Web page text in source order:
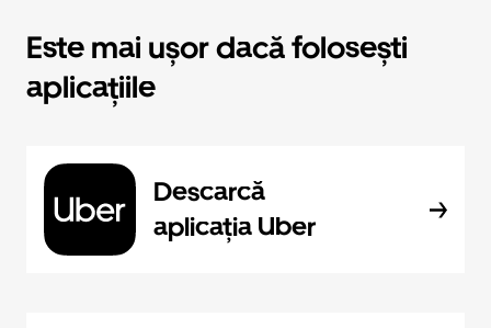
Este mai ușor dacă folosești
aplicațiile
Descarcă
aplicația Uber